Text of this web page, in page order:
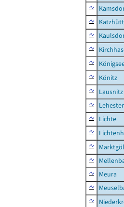
Könitz
Lichte
Meura